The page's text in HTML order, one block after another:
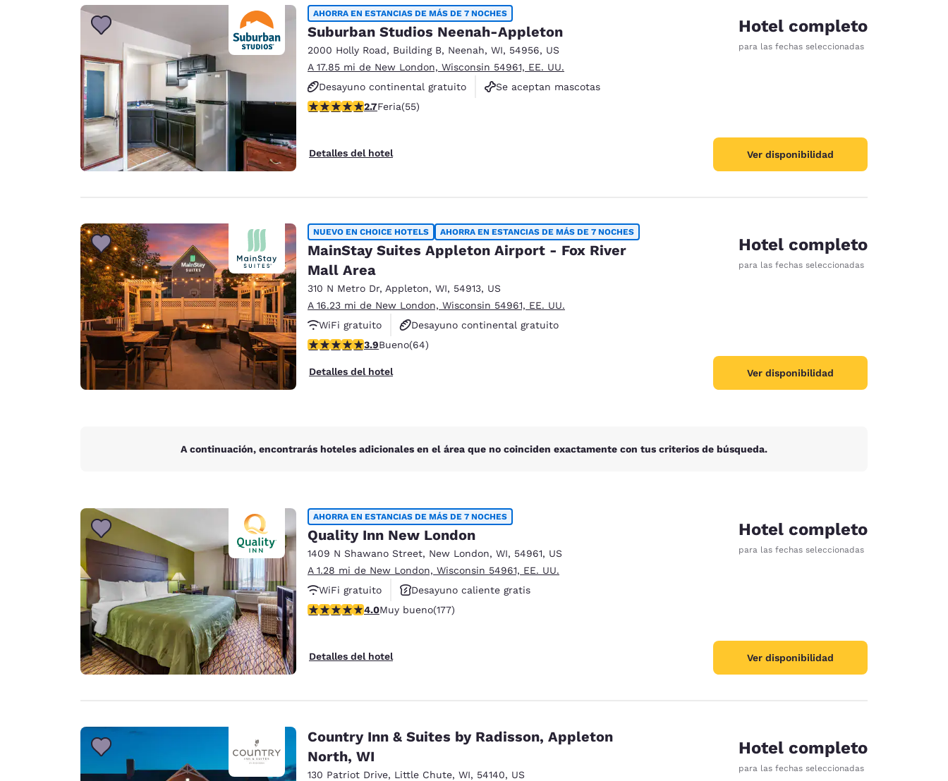
Español
Europa
Deutschland Germany
Ireland
English
Asia-Pacífico
Australia
English English
AHORRA EN ESTANCIAS DE MÁS DE 7 NOCHES
Suburban Studios Neenah-Appleton
2000 Holly Road, Building B, Neenah, WI, 54956, US
A 17.85 mi de New London, Wisconsin 54961, EE. UU.
Desayuno continental gratuito
Se aceptan mascotas
No fumadores
calificación de 2.71 estrellas. Feria. 55 reseñas
2.7Feria(55)
Detalles del hotel
Hotel completo
para las fechas seleccionadas
Ver disponibilidad
NUEVO EN CHOICE HOTELS AHORRA EN ESTANCIAS DE MÁS DE 7 NOCHES
MainStay Suites Appleton Airport - Fox River
Mall Area
310 N Metro Dr, Appleton, WI, 54913, US
A 16.23 mi de New London, Wisconsin 54961, EE. UU.
WiFi gratuito
Desayuno continental gratuito
Desayuno para llevar gratuito
calificación de 3.92 estrellas. Bueno. 64 reseñas
3.9Bueno(64)
Detalles del hotel
Hotel completo
para las fechas seleccionadas
Ver disponibilidad
A continuación, encontrarás hoteles adicionales en el área que no coinciden exactamente con tus criterios de búsqueda.
AHORRA EN ESTANCIAS DE MÁS DE 7 NOCHES
Quality Inn New London
1409 N Shawano Street, New London, WI, 54961, US
A 1.28 mi de New London, Wisconsin 54961, EE. UU.
WiFi gratuito
Desayuno caliente gratis
Se aceptan mascotas
calificación de 4.03 estrellas. Muy bueno. 177 reseñas
4.0Muy bueno(177)
Detalles del hotel
Hotel completo
para las fechas seleccionadas
Ver disponibilidad
Country Inn & Suites by Radisson, Appleton
North, WI
130 Patriot Drive, Little Chute, WI, 54140, US
Hotel completo
para las fechas seleccionadas